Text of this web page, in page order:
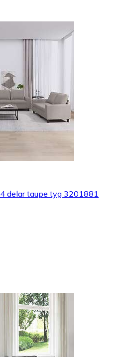
delar taupe tyg 3201881